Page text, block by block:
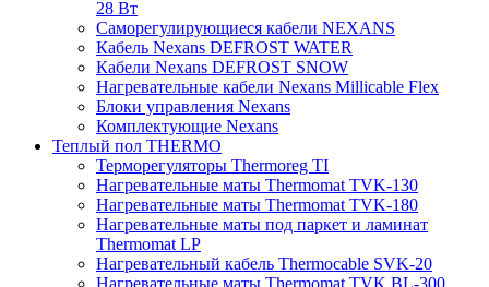
28 Вт
Саморегулирующиеся кабели NEXANS
Кабель Nexans DEFROST WATER
Кабели Nexans DEFROST SNOW
Нагревательные кабели Nexans Millicable Flex
Блоки управления Nexans
Комплектующие Nexans
Теплый пол THERMO
Терморегуляторы Thermoreg TI
Нагревательные маты Thermomat TVK-130
Нагревательные маты Thermomat TVK-180
Нагревательные маты под паркет и ламинат
Thermomat LP
Нагревательный кабель Thermocable SVK-20
Нагревательные маты Thermomat TVK BL-300